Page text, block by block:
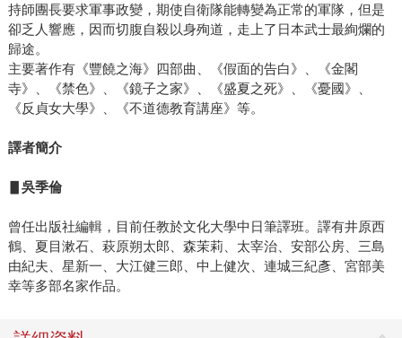
持師團長要求軍事政變，期使自衛隊能轉變為正常的軍隊，但是
卻乏人響應，因而切腹自殺以身殉道，走上了日本武士最絢爛的
歸途。
主要著作有《豐饒之海》四部曲、《假面的告白》、《金閣
寺》、《禁色》、《鏡子之家》、《盛夏之死》、《憂國》、
《反貞女大學》、《不道德教育講座》等。
譯者簡介
▋吳季倫
曾任出版社編輯，目前任教於文化大學中日筆譯班。譯有井原西
鶴、夏目漱石、萩原朔太郎、森茉莉、太宰治、安部公房、三島
由紀夫、星新一、大江健三郎、中上健次、連城三紀彥、宮部美
幸等多部名家作品。